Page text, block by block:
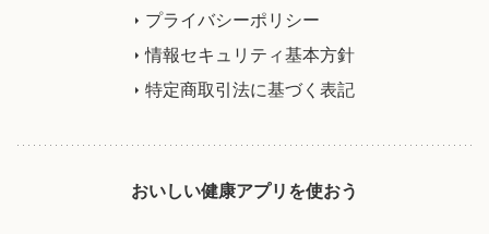
プライバシーポリシー
情報セキュリティ基本方針
特定商取引法に基づく表記
おいしい健康アプリを使おう